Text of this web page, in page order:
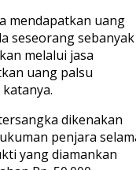
mendapatkan uang
seseorang sebanyak
melalui jasa
uang palsu
dikenakan
penjara
yang diamankan